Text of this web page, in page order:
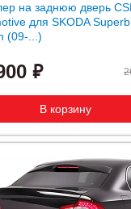
на заднюю дверь
для SKODA
(09-...)